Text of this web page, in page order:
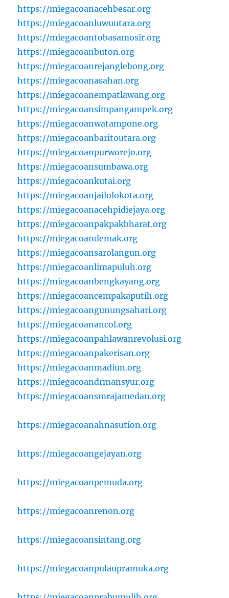
https://miegacoanacehbesar.org
https://miegacoanluwuutara.org
https://miegacoantobasamosir.org
https://miegacoanbuton.org
https://miegacoanrejanglebong.org
https://miegacoanasahan.org
https://miegacoanempatlawang.org
https://miegacoansimpangampek.org
https://miegacoanwatampone.org
https://miegacoanbaritoutara.org
https://miegacoanpurworejo.org
https://miegacoansumbawa.org
https://miegacoankutai.org
https://miegacoanjailolokota.org
https://miegacoanacehpidiejaya.org
https://miegacoanpakpakbharat.org
https://miegacoandemak.org
https://miegacoansarolangun.org
https://miegacoanlimapuluh.org
https://miegacoanbengkayang.org
https://miegacoancempakaputih.org
https://miegacoangunungsahari.org
https://miegacoanancol.org
https://miegacoanpahlawanrevolusi.org
https://miegacoanpakerisan.org
https://miegacoanmadiun.org
https://miegacoandrmansyur.org
https://miegacoansmrajamedan.org
https://miegacoanahnasution.org
https://miegacoangejayan.org
https://miegacoanpemuda.org
https://miegacoanrenon.org
https://miegacoansintang.org
https://miegacoanpulaupramuka.org